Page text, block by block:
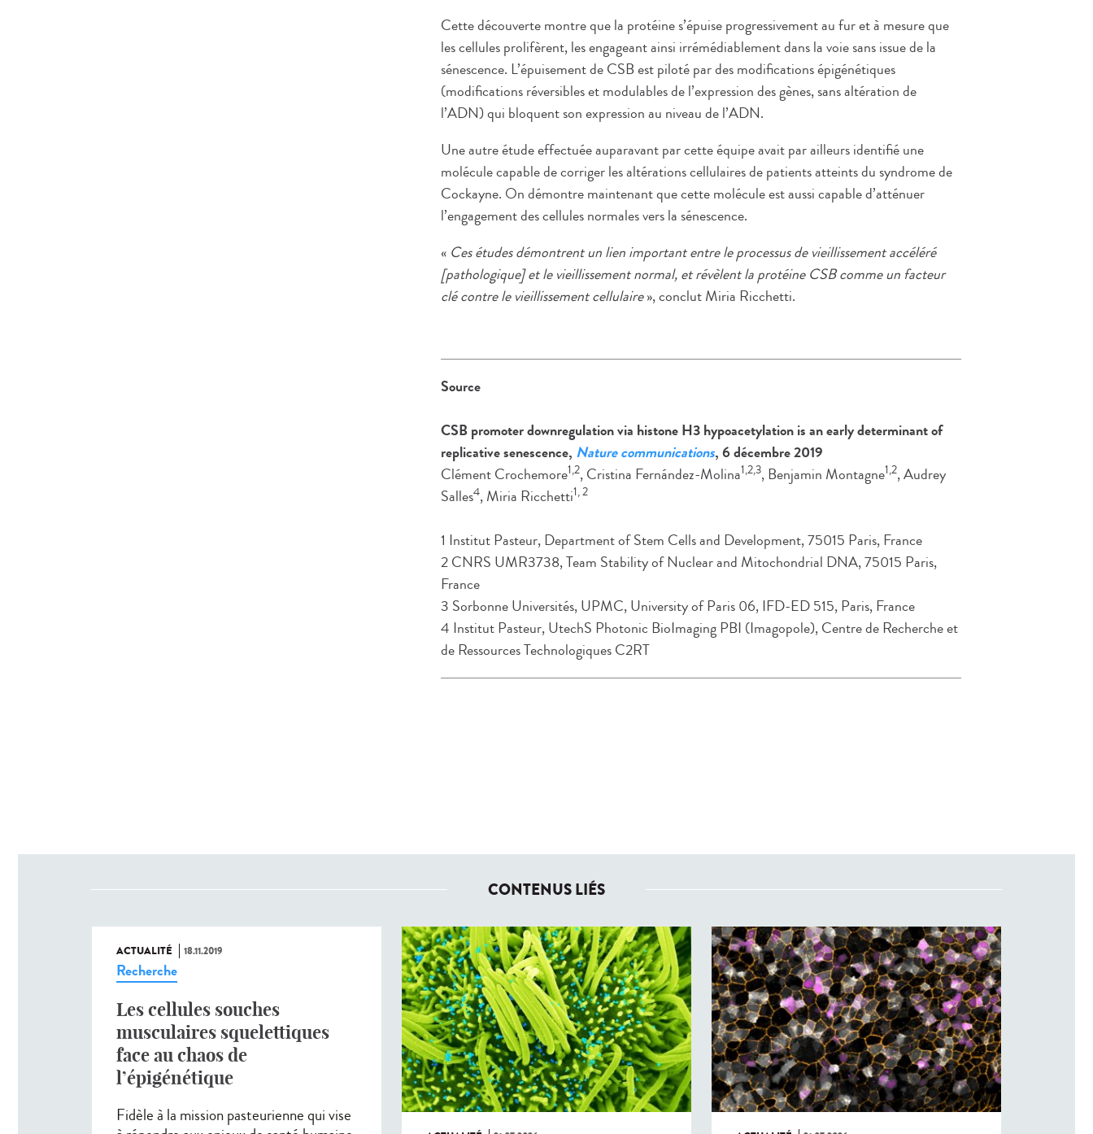
Cette découverte montre que la protéine s’épuise progressivement au fur et à mesure que
les cellules prolifèrent, les engageant ainsi irrémédiablement dans la voie sans issue de la
sénescence. L’épuisement de CSB est piloté par des modifications épigénétiques
(modifications réversibles et modulables de l’expression des gènes, sans altération de
l’ADN) qui bloquent son expression au niveau de l’ADN.
Une autre étude effectuée auparavant par cette équipe avait par ailleurs identifié une
molécule capable de corriger les altérations cellulaires de patients atteints du syndrome de
Cockayne. On démontre maintenant que cette molécule est aussi capable d’atténuer
l’engagement des cellules normales vers la sénescence.
« Ces études démontrent un lien important entre le processus de vieillissement accéléré
[pathologique] et le vieillissement normal, et révèlent la protéine CSB comme un facteur
clé contre le vieillissement cellulaire», conclut Miria Ricchetti.
Source
CSB promoter downregulation via histone H3 hypoacetylation is an early determinant of
replicative senescence, Nature communications, 6 décembre 2019
Clément Crochemore1,2, Cristina Fernández-Molina1,2,3, Benjamin Montagne1,2, Audrey
Salles4, Miria Ricchetti1, 2
1 Institut Pasteur, Department of Stem Cells and Development, 75015 Paris, France
2 CNRS UMR3738, Team Stability of Nuclear and Mitochondrial DNA, 75015 Paris,
France
3 Sorbonne Universités, UPMC, University of Paris 06, IFD-ED 515, Paris, France
4 Institut Pasteur, UtechS Photonic BioImaging PBI (Imagopole), Centre de Recherche et
de Ressources Technologiques C2RT
CONTENUS LIÉS
ACTUALITÉ 18.11.2019
Recherche
Les cellules souches
musculaires squelettiques
face au chaos de
l’épigénétique
Fidèle à la mission pasteurienne qui vise